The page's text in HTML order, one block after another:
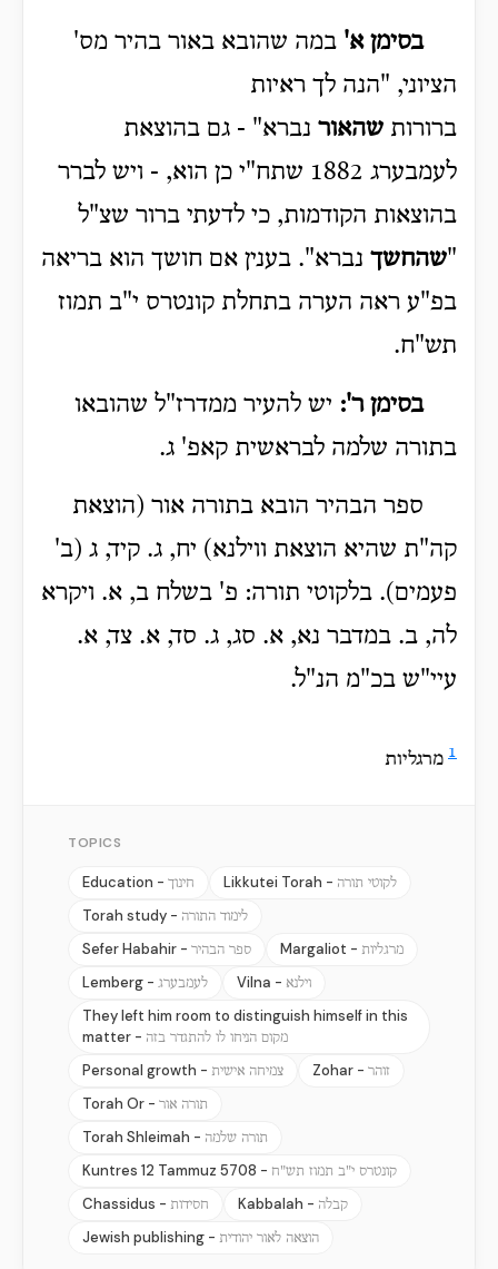
בסימן א' במה שהובא באור בהיר מס'
הציוני, "הנה לך ראיות
ברורות שהאור נברא" - גם בהוצאת
לעמבערג 1882 שתח"י כן הוא, - ויש לברר
בהוצאות הקודמות, כי לדעתי ברור שצ"ל
"שהחשך נברא". בענין אם חושך הוא בריאה
בפ"ע ראה הערה בתחלת קונטרס י"ב תמוז
תש"ח.
בסימן ר': יש להעיר ממדרז"ל שהובאו
בתורה שלמה לבראשית קאפ' ג.
ספר הבהיר הובא בתורה אור (הוצאת
קה"ת שהיא הוצאת ווילנא) יח, ג. קיד, ג (ב'
פעמים). בלקוטי תורה: פ' בשלח ב, א. ויקרא
לה, ב. במדבר נא, א. סג, ג. סד, א. צד, א.
עיי"ש בכ"מ הנ"ל.
1 מרגליות
TOPICS
Education - חינוך Likkutei Torah - לקוטי תורה
Torah study - לימוד התורה
Sefer Habahir - ספר הבהיר Margaliot - מרגליות
Lemberg - לעמבערג Vilna - וילנא
They left him room to distinguish himself in this
matter - מקום הניחו לו להתגדר בזה
Personal growth - צמיחה אישית Zohar - זוהר
Torah Or - תורה אור
Torah Shleimah - תורה שלמה
Kuntres 12 Tammuz 5708 - קונטרס י"ב תמוז תש"ח
Chassidus - חסידות Kabbalah - קבלה
Jewish publishing - הוצאה לאור יהודית